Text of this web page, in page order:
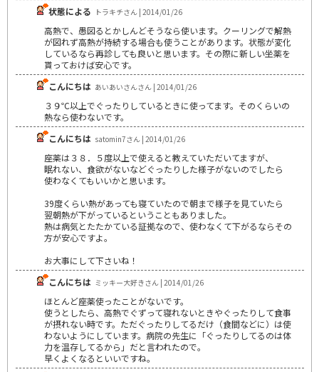
状態による トラキチさん | 2014/01/26
高熱で、愚図るとかしんどそうなら使います。クーリングで解熱
が図れず高熱が持続する場合も使うことがあります。状態が変化
しているなら再診しても良いと思います。その際に新しい坐薬を
貰っておけば安心です。
こんにちは あいあいさんさん | 2014/01/26
３９℃以上でぐったりしているときに使ってます。そのくらいの
熱なら使わないです。
こんにちは satomin7さん | 2014/01/26
座薬は３８．５度以上で使えると教えていただいてますが、
眠れない、食欲がないなどぐったりした様子がないのでしたら
使わなくてもいいかと思います。
39度くらい熱があっても寝ていたので朝まで様子を見ていたら
翌朝熱が下がっているということもありました。
熱は病気とたたかている証拠なので、使わなくて下がるならその
方が安心ですよ。
お大事にして下さいね！
こんにちは ミッキー大好きさん | 2014/01/26
ほとんど座薬使ったことがないです。
使うとしたら、高熱でぐずって寝れないときやぐったりして食事
が摂れない時です。ただぐったりしてるだけ（食間などに）は使
わないようにしています。病院の先生に「ぐったりしてるのは体
力を温存してるから」だと言われたので。
早くよくなるといいですね。